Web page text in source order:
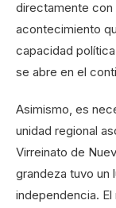
directamente con
acontecimiento
capacidad
se abre en el
Asimismo, es
unidad regional
Virreinato de
grandeza tuvo un
independencia.